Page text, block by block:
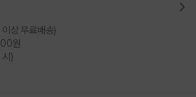
SPAN 소재를 사용하여 4방향
안한 스트레치 핏
/ 높이:17 / 챙길이:7
상 무료배송)
원
)